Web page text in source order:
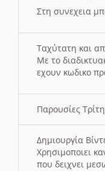
Στη συνεχεια
Ταχύτατη και
Με το
εχουν κωδικο
Παρουσίες
Δημιουργία
Χρησιμοποιει
που δειχνει